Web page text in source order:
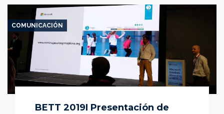
Educación
Infantil
COMUNICACIÓN
BETT 2019I Presentación de